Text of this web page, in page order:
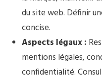
du site web. Définir
concise.
Aspects légaux :
mentions légales,
confidentialité.